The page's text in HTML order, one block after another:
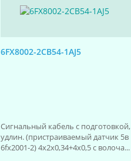
6FX8002-2CB54-1AJ5
Сигнальный кабель с подготовкой,
удлин. (пристраиваемый датчик 5в
6fx2001-2) 4x2x0,34+4x0,5 c волоча...